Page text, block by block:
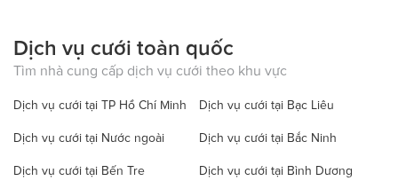
Dịch vụ cưới toàn quốc
Tìm nhà cung cấp dịch vụ cưới theo khu vực
Dịch vụ cưới tại TP Hồ Chí Minh Dịch vụ cưới tại Bạc Liêu
Dịch vụ cưới tại Nước ngoài Dịch vụ cưới tại Bắc Ninh
Dịch vụ cưới tại Bến Tre Dịch vụ cưới tại Bình Dương